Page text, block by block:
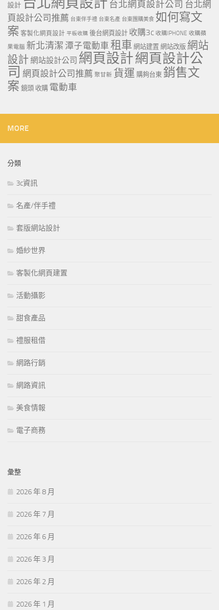
設計 台北網頁設計公司 台北網
頁設計公司推薦 台東伴手禮 台東名產 台東團購美食 如何寫文
案 客製化網頁設計 平板收購 後台網頁設計 收購3c 收購IPHONE 收購蘋
果電腦 新北清潔 潭子電動車租車 網站建置 網站改版 網站
設計 網站設計公司 網頁設計網頁設計公
司 網頁設計公司推薦 聚甘新 貨運 購夠台東 銷售文
案 鏡頭 收購 電動車
MORE
分類
3c資訊
名產/伴手禮
套版網站設計
婚紗世界
客製化網頁建置
活動攝影
甜食產品
禮服租借
網路行銷
網路資訊
美食情報
電子商務
彙整
2026 年 8 月
2026 年 7 月
2026 年 6 月
2026 年 3 月
2026 年 2 月
2026 年 1 月